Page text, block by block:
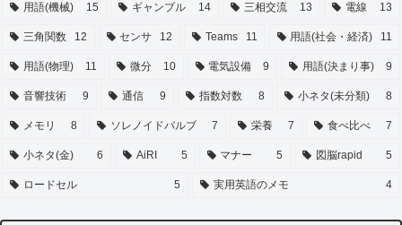
用語(機械) 15 ギャンブル 14 三相交流 13 電線 13
三角関数 12 センサ 12 Teams 11 用語(社会・経済) 11
用語(物理) 11 微分 10 電気設備 9 用語(決まり事) 9
音響技術 9 通信 9 指数対数 8 小ネタ(未分類) 8
メモリ 8 ソレノイドバルブ 7 栄養 7 食べ比べ 7
小ネタ(金) 6 AiRI 5 マナー 5 図脳rapid 5
ロードセル 5 実用英語のメモ 4